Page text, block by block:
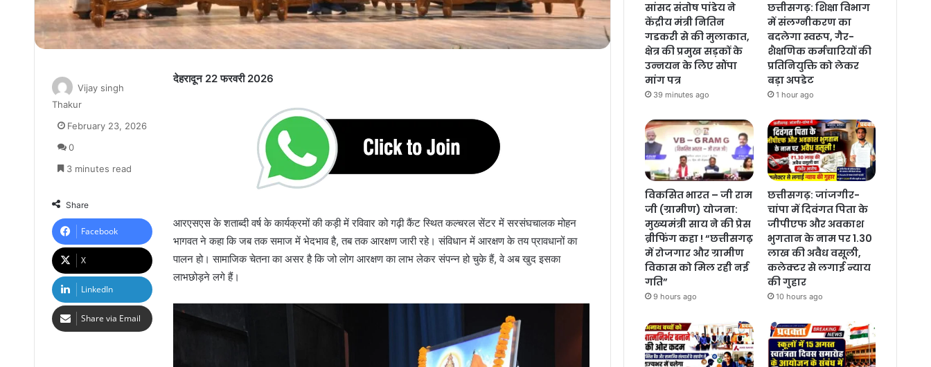
देहरादून 22 फरवरी 2026
आरएसएस के शताब्दी वर्ष के कार्यक्रमों की कड़ी में रविवार को गढ़ी कैंट स्थित कल्चरल सेंटर में सरसंघचालक मोहन
भागवत ने कहा कि जब तक समाज में भेदभाव है, तब तक आरक्षण जारी रहे। संविधान में आरक्षण के तय प्रावधानों का
पालन हो। सामाजिक चेतना का असर है कि जो लोग आरक्षण का लाभ लेकर संपन्न हो चुके हैं, वे अब खुद इसका
लाभछोड़ने लगे हैं।
Vijay singh
Thakur
February 23, 2026
0
3 minutes read
Share
Facebook
X
LinkedIn
Share via Email
सांसद संतोष पांडेय ने
केंद्रीय मंत्री नितिन
गडकरी से की मुलाकात,
क्षेत्र की प्रमुख सड़कों के
उन्नयन के लिए सौंपा
मांग पत्र
39 minutes ago
छत्तीसगढ़: शिक्षा विभाग
में संलग्नीकरण का
बदलेगा स्वरूप, गैर-
शैक्षणिक कर्मचारियों की
प्रतिनियुक्ति को लेकर
बड़ा अपडेट
1 hour ago
विकसित भारत – जी राम
जी (ग्रामीण) योजना:
मुख्यमंत्री साय ने की प्रेस
ब्रीफिंग कहा ! “छत्तीसगढ़
में रोजगार और ग्रामीण
विकास को मिल रही नई
गति”
9 hours ago
छत्तीसगढ़: जांजगीर-
चांपा में दिवंगत पिता के
जीपीएफ और अवकाश
भुगतान के नाम पर 1.30
लाख की अवैध वसूली,
कलेक्टर से लगाई न्याय
की गुहार
10 hours ago